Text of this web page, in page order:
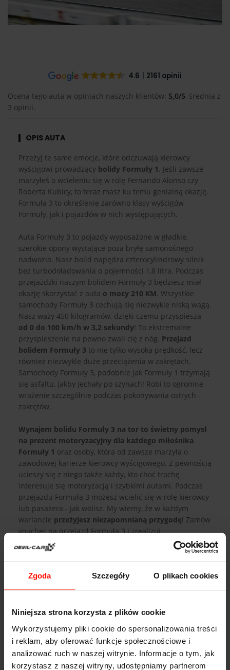
Zgoda Szczegóły O plikach cookies
Niniejsza strona korzysta z plików cookie
Wykorzystujemy pliki cookie do spersonalizowania treści
i reklam, aby oferować funkcje społecznościowe i
analizować ruch w naszej witrynie. Informacje o tym, jak
korzystasz z naszej witryny, udostępniamy partnerom
4.6 2161 opinii
Ocena tego auta w opiniach naszych klientów: 5,0/5, średnia z
3 opinii.
OPIS AUTA
Przeżyj te same emocje, które odczuwają kierowcy
wyścigowi prowadzący bolidy Formuły 1. Jeśli zawsze
marzyłeś o wcieleniu się w rolę Fernando Alonso czy
Roberta Kubicy, to teraz masz ku temu genialną okazję.
Formuła 3 to określenie zarówno klasy wyścigów
Formuły, jak i pojazdów w nich występujących.
Auta Formuły 3 to pojazdy wyposażone w gładkie,
szerokie opony wystające poza bryłę samonośnego
nadwozia. Nasz bolid napędza czterocylindrowy silnik
bez turbodoładowania o pojemności 1,8 litra. Podczas
przejażdżki naszym bolidem Formuły 3 będziesz miał
okazję skorzystać z auta o mocy 210 KM. Wszystkie
samochody Formuły 3 cechują się niezwykle niską wagą.
Nasz waży 450 kilogramów, dzięki czemu przyspiesza
od 0 do 100 km/h w 3,2 sekundy! To ekstremalne
przyspieszenie na pewno zwali cię z nóg. Przejazd
bolidem Formuły 3 to nie tylko wysoka prędkość, lecz
również niezwykle duże przeciążenia w zakrętach.
Samochody Formuły 3, podobnie jak Formuły 1 trzymają
się asfaltu, jakby jechały po szynach! Robi to ogromne
wrażenie szczególnie podczas pokonywania ostrych
zakrętów.
Wynajem bolidu Formuły 3 na tor to świetny pomysł
na prezent motoryzacyjny dla każdego miłośnika
Formuły 1 oraz osoby, która od zawsze marzyła o
zawodowej karierze kierowcy wyścigowego. Z pewnością
ucieszy się z niego także każdy, kto choć trochę
interesuje się motoryzacją i szybkimi autami. Podczas
przejazdu Formułą 3 możesz wcielić się w rolę kierowcy
lub pasażera - jak wolisz. My wiemy, że w każdym
wariancie przeżyjesz niezapomnianą przygodę! Zamów
voucher na przejazd Formułą 3 i zrealizuj
motoryzacyjne marzenia!
Formuła 3
Przyspieszenie:
3.2s do 100 km/h